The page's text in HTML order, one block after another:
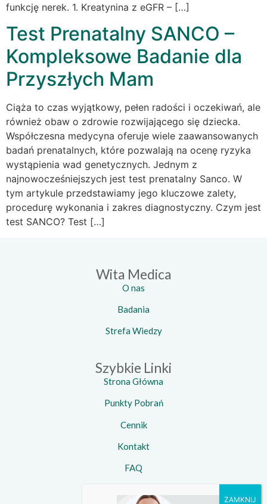
funkcję nerek. 1. Kreatynina z eGFR – […]
Test Prenatalny SANCO –
Kompleksowe Badanie dla
Przyszłych Mam
Ciąża to czas wyjątkowy, pełen radości i oczekiwań, ale
również obaw o zdrowie rozwijającego się dziecka.
Współczesna medycyna oferuje wiele zaawansowanych
badań prenatalnych, które pozwalają na ocenę ryzyka
wystąpienia wad genetycznych. Jednym z
najnowocześniejszych jest test prenatalny Sanco. W
tym artykule przedstawiamy jego kluczowe zalety,
procedurę wykonania i zakres diagnostyczny. Czym jest
test SANCO? Test […]
Wita Medica
O nas
Badania
Strefa Wiedzy
Szybkie Linki
Strona Główna
Punkty Pobrań
Cennik
Kontakt
FAQ